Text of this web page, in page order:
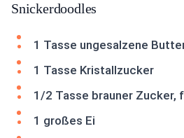
Snickerdoodles
1 Tasse ungesalzene
1 Tasse Kristallzucker
1/2 Tasse brauner Zucker,
1 großes Ei